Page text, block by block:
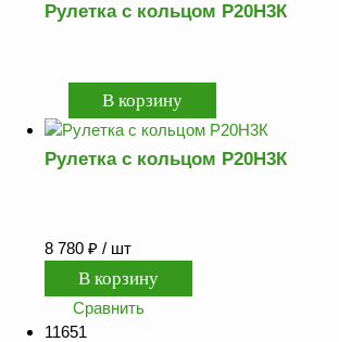
Рулетка с кольцом Р20Н3К
Рулетка с кольцом Р20Н3К
8 780 ₽ / шт
Сравнить
11651